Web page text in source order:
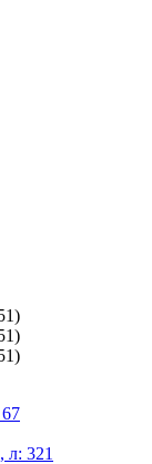
л: 321